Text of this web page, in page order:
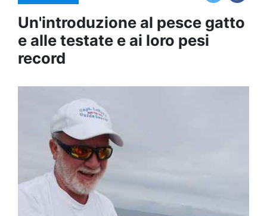
Un'introduzione al pesce gatto
e alle testate e ai loro pesi
record